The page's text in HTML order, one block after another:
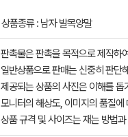
상품종류 : 남자 발목양말
판촉물은 판촉을 목적으로 제작하
일반상품으로 판매는 신중히 판단
제공되는 상품의 사진은 이해를
모니터의 해상도, 이미지의 품질
상품 규격 및 사이즈는 재는 방법